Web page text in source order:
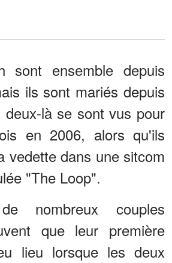
sont ensemble depuis
ils sont mariés depuis
là se sont vus pour
en 2006, alors qu'ils
vedette dans une sitcom
"The Loop".
nombreux couples
que leur première
lieu lorsque les deux